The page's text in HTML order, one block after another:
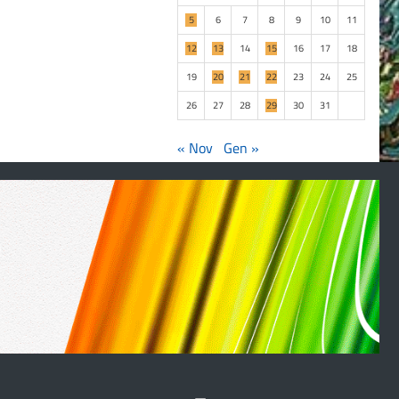
5
6 7 8 9 10
11
12
13 14 15 16 17
18
19
20 21 22 23 24
25
26
27 28 29 30 31
« Nov Gen »